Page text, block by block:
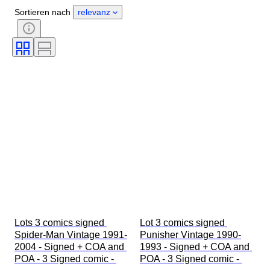
Unterschrift
Einband
Auflage
Sprache
Maßstab
Verkauft von
Sortieren nach relevanz
Lots 3 comics signed
Spider-Man Vintage 1991-
2004 - Signed + COA and
POA - 3 Signed comic -
Lot 3 comics signed
Punisher Vintage 1990-
1993 - Signed + COA and
POA - 3 Signed comic -